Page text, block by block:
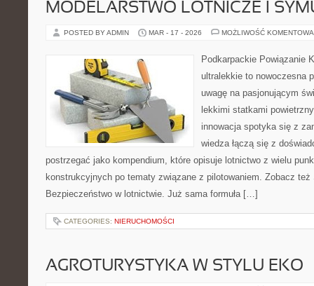
MODELARSTWO LOTNICZE I
POSTED BY ADMIN MAR - 17 - 2026 MOŻLIWOŚĆ
Podkarpackie Powiązanie
ultralekkie to nowoczesna
uwagę na pasjonującym
lekkimi statkami
innowacja spotyka się z
wiedza łączą się z
postrzegać jako kompendium, które opisuje lotnictwo z wielu
konstrukcyjnych po tematy związane z pilotowaniem. Zobacz
Bezpieczeństwo w lotnictwie. Już sama formuła […]
CATEGORIES: NIERUCHOMOŚCI
AGROTURYSTYKA W STYLU EKO